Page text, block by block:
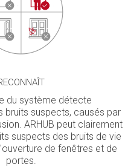
du système détecte
bruits suspects, causés par
ARHUB peut clairement
suspects des bruits de vie
de fenêtres et de
portes.